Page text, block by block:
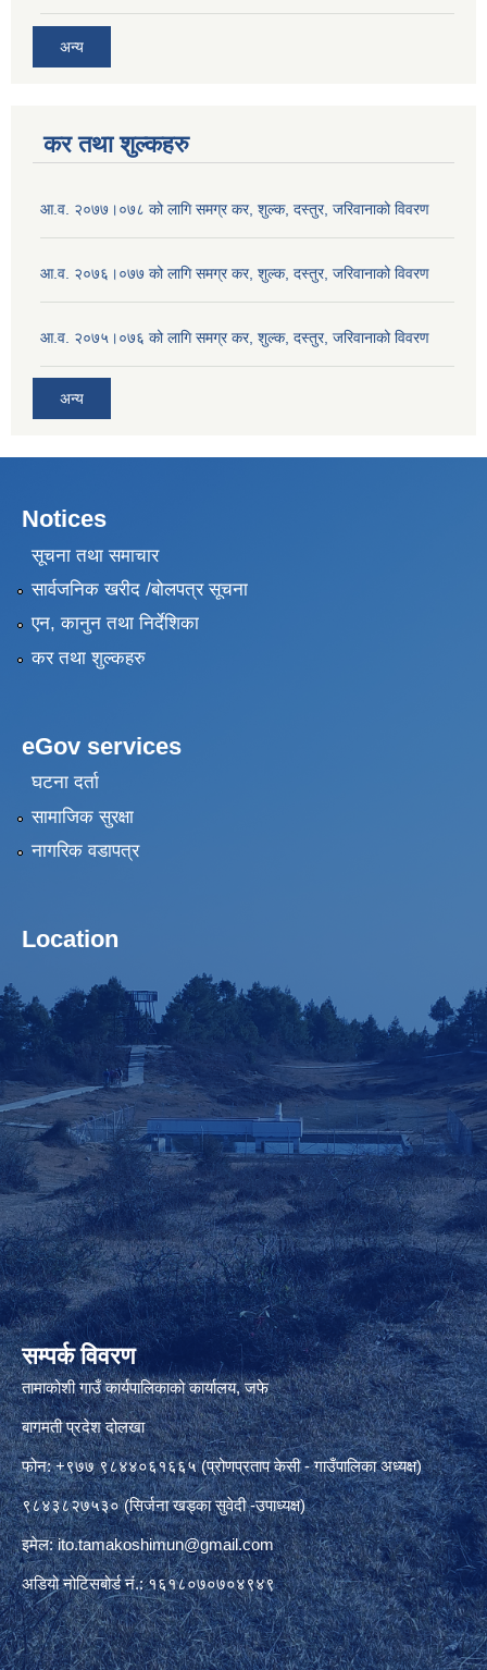
अन्य
कर तथा शुल्कहरु
आ.व. २०७७।०७८ को लागि समग्र कर, शुल्क, दस्तुर, जरिवानाको विवरण
आ.व. २०७६।०७७ को लागि समग्र कर, शुल्क, दस्तुर, जरिवानाको विवरण
आ.व. २०७५।०७६ को लागि समग्र कर, शुल्क, दस्तुर, जरिवानाको विवरण
अन्य
Notices
सूचना तथा समाचार
सार्वजनिक खरीद /बोलपत्र सूचना
एन, कानुन तथा निर्देशिका
कर तथा शुल्कहरु
eGov services
घटना दर्ता
सामाजिक सुरक्षा
नागरिक वडापत्र
Location
सम्पर्क विवरण
तामाकोशी गाउँ कार्यपालिकाको कार्यालय, जफे
बागमती प्रदेश दोलखा
फोन: +९७७ ९८४४०६१६६५ (प्रोणप्रताप केसी - गाउँपालिका अध्यक्ष)
९८४३८२७५३० (सिर्जना खड्का सुवेदी -उपाध्यक्ष)
इमेल:ito.tamakoshimun@gmail.com
अडियो नोटिसबोर्ड नं.: १६१८०७०७०४९४९